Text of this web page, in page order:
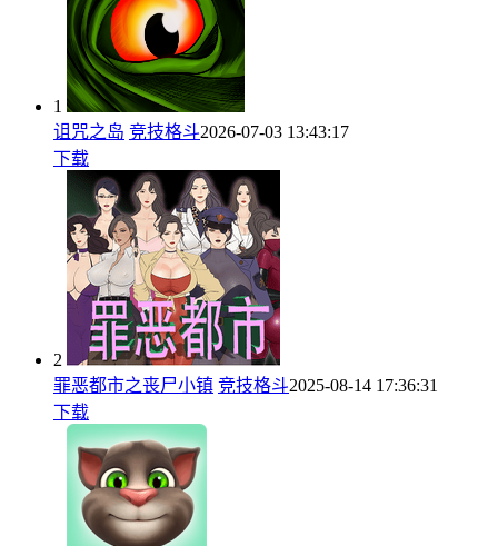
1
诅咒之岛 竞技格斗2026-07-03 13:43:17
下载
2
罪恶都市之丧尸小镇 竞技格斗2025-08-14 17:36:31
下载